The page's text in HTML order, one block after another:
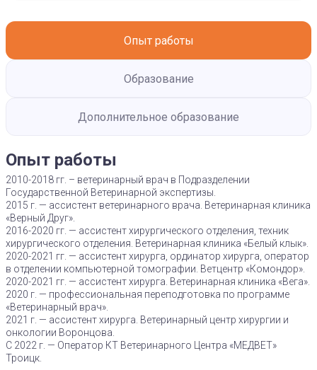
Опыт работы
Образование
Дополнительное образование
Опыт работы
2010-2018 гг. – ветеринарный врач в Подразделении
Государственной Ветеринарной экспертизы.
2015 г. — ассистент ветеринарного врача. Ветеринарная клиника
«Верный Друг».
2016-2020 гг. — ассистент хирургического отделения, техник
хирургического отделения. Ветеринарная клиника «Белый клык».
2020-2021 гг. — ассистент хирурга, ординатор хирурга, оператор
в отделении компьютерной томографии. Ветцентр «Комондор».
2020-2021 гг. — ассистент хирурга. Ветеринарная клиника «Вега».
2020 г. — профессиональная переподготовка по программе
«Ветеринарный врач».
2021 г. — ассистент хирурга. Ветеринарный центр хирургии и
онкологии Воронцова.
С 2022 г. — Оператор КТ Ветеринарного Центра «МЕДВЕТ»
Троицк.